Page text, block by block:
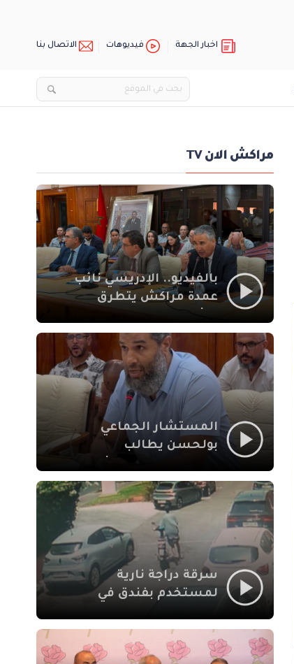
اخبار الجهة فيديوهات الاتصال بنا
مراكش الان TV
بالفيديو.. الإدريسي نائب
عمدة مراكش يتطرق
الاجتماعي في نقل
المحطة الطرقية إلى
العزوزية
المستشار الجماعي
بولحسن يطالب
أشغال شارع علال
الفاسي بمراكش
سرقة دراجة نارية
لمستخدم بفندق في
بمراكش